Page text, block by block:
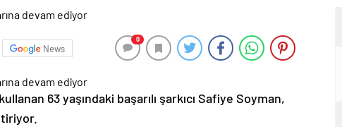
News
0
63 yaşındaki başarılı şarkıcı Safiye Soyman,